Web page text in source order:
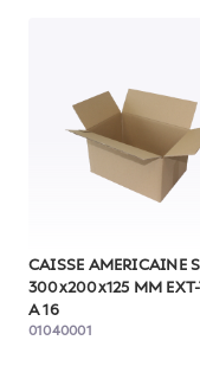
CAISSE AMERICAINE
300x200x125 MM EXT-
A 16
01040001